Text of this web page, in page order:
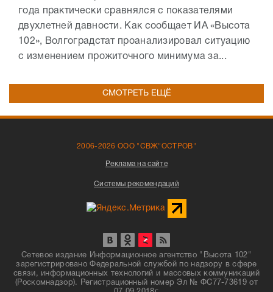
года практически сравнялся с показателями
двухлетней давности. Как сообщает ИА «Высота
102», Волгоградстат проанализировал ситуацию
с изменением прожиточного минимума за...
СМОТРЕТЬ ЕЩЁ
2006-2026 ООО "СВЖ"ОСТРОВ"
Реклама на сайте
Системы рекомендаций
Сетевое издание Информационное агентство "Высота 102"
зарегистрировано Федеральной службой по надзору в сфере
связи, информационных технологий и массовых коммуникаций
(Роскомнадзор). Регистрационный номер Эл № ФС77-73619 от